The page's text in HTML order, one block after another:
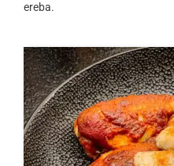
ereba.